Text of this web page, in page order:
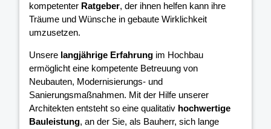
kompetenter Ratgeber, der ihnen helfen kann ihre
Träume und Wünsche in gebaute Wirklichkeit
umzusetzen.
Unsere langjährige Erfahrung im Hochbau
ermöglicht eine kompetente Betreuung von
Neubauten, Modernisierungs- und
Sanierungsmaßnahmen. Mit der Hilfe unserer
Architekten entsteht so eine qualitativ hochwertige
Bauleistung, an der Sie, als Bauherr, sich lange